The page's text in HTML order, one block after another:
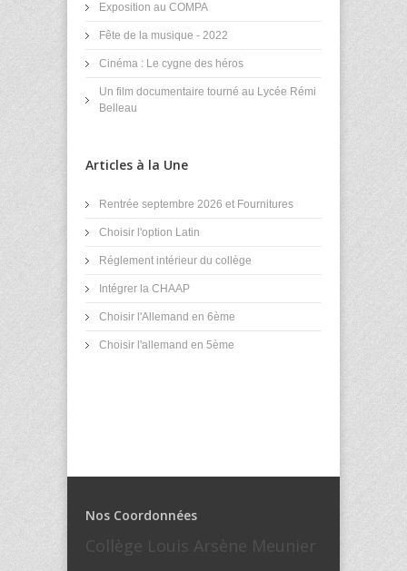
Exposition au COMPA
Fête de la musique - 2022
Cinéma : Le cygne des héros
Un film documentaire tourné au Lycée Rémi
Belleau
Articles à la Une
Rentrée septembre 2026 et Fournitures
Choisir l'option Latin
Réglement intérieur du collège
Intégrer la CHAAP
Choisir l'Allemand en 6ème
Choisir l'allemand en 5ème
Nos Coordonnées
Collège Louis Arsène Meunier